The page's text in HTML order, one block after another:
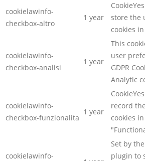
cookielawinfo-
checkbox-altro
1 year
store the
cookies
cookielawinfo-
checkbox-analisi
1 year
This
user
GDPR
Analytic
cookielawinfo-
checkbox-funzionalita
1 year
record
cookies
cookielawinfo-
Set by
plugin to